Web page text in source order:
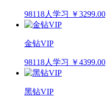
98118人学习 ￥3299.00
金钻VIP
98118人学习 ￥4399.00
黑钻VIP